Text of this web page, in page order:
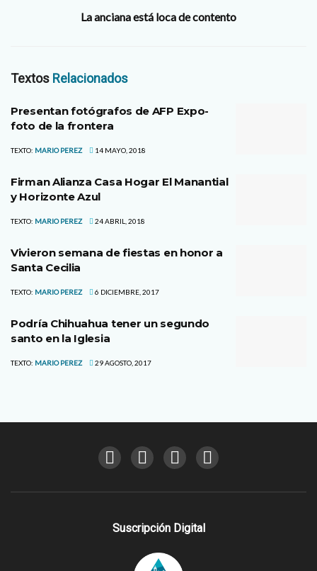
La anciana está loca de contento
Textos Relacionados
Presentan fotógrafos de AFP Expo-
foto de la frontera
TEXTO: MARIO PEREZ 14 MAYO, 2018
Firman Alianza Casa Hogar El Manantial
y Horizonte Azul
TEXTO: MARIO PEREZ 24 ABRIL, 2018
Vivieron semana de fiestas en honor a
Santa Cecilia
TEXTO: MARIO PEREZ 6 DICIEMBRE, 2017
Podría Chihuahua tener un segundo
santo en la Iglesia
TEXTO: MARIO PEREZ 29 AGOSTO, 2017
Suscripción Digital